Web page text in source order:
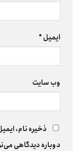
ایمیل*
وب‌ سایت
ذخیره نام،
دوباره دیدگاهی